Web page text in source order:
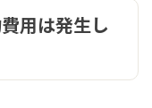
用は発生し